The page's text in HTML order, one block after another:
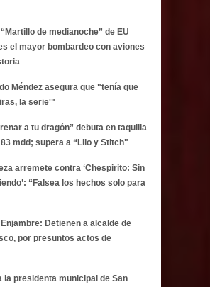
de medianoche” de EU
el mayor bombardeo con aviones
Méndez asegura que "tenía que
la serie'"
a tu dragón” debuta en taquilla
mdd; supera a “Lilo y Stitch"
arremete contra ‘Chespirito: Sin
“Falsea los hechos solo para
Detienen a alcalde de
por presuntos actos de
la presidenta municipal de San